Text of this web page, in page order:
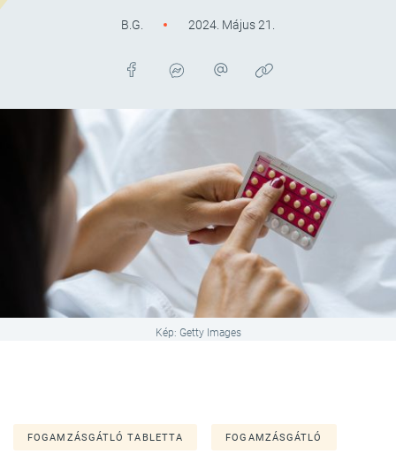
B.G. 2024. Május 21.
Kép: Getty Images
FOGAMZÁSGÁTLÓ TABLETTA FOGAMZÁSGÁTLÓ